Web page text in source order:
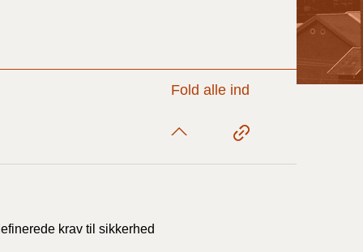
9 - 31/12
Fold alle ind
krav til sikkerhed